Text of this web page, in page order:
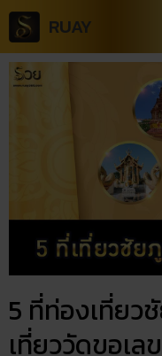
RUAY
5 ที่ท่องเที่ยว
เที่ยววัดขอเล